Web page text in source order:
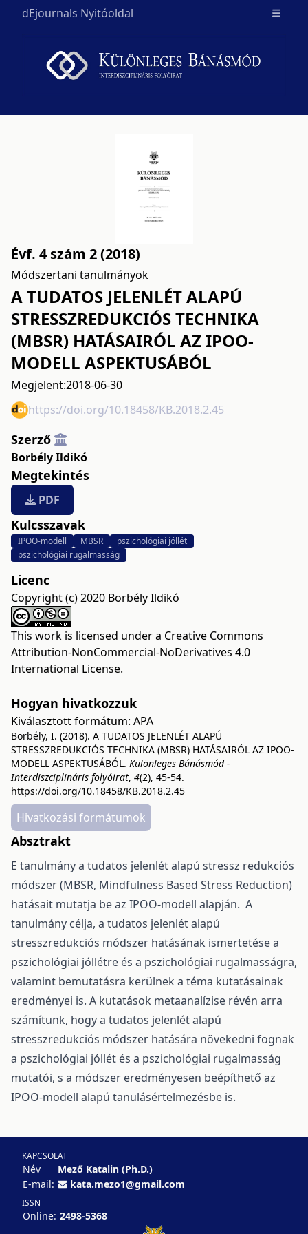
dEjournals Nyitóoldal Open
Évf. 4 szám 2 (2018)
Módszertani tanulmányok
A TUDATOS JELENLÉT ALAPÚ
STRESSZREDUKCIÓS TECHNIKA
(MBSR) HATÁSAIRÓL AZ IPOO-
MODELL ASPEKTUSÁBÓL
Megjelent:2018-06-30
https://doi.org/10.18458/KB.2018.2.45
Szerző
Borbély Ildikó
Megtekintés
PDF
Kulcsszavak
IPOO-modell MBSR
pszichológiai jóllét
pszichológiai rugalmasság
Licenc
Copyright (c) 2020 Borbély Ildikó
This work is licensed under a Creative Commons
Attribution-NonCommercial-NoDerivatives 4.0
International License.
Hogyan hivatkozzuk
Kiválasztott formátum: APA
Borbély, I. (2018). A TUDATOS JELENLÉT ALAPÚ
STRESSZREDUKCIÓS TECHNIKA (MBSR) HATÁSAIRÓL AZ IPOO-
MODELL ASPEKTUSÁBÓL. Különleges Bánásmód -
Interdiszciplináris folyóirat, 4(2), 45-54.
https://doi.org/10.18458/KB.2018.2.45
Hivatkozási formátumok
Absztrakt
E tanulmány a tudatos jelenlét alapú stressz redukciós
módszer (MBSR, Mindfulness Based Stress Reduction)
hatásait mutatja be az IPOO-modell alapján. A
tanulmány célja, a tudatos jelenlét alapú
stresszredukciós módszer hatásának ismertetése a
pszichológiai jóllétre és a pszichológiai rugalmasságra,
valamint bemutatásra kerülnek a téma kutatásainak
eredményei is. A kutatások metaanalízise révén arra
számítunk, hogy a tudatos jelenlét alapú
stresszredukciós módszer hatására növekedni fognak
a pszichológiai jóllét és a pszichológiai rugalmasság
mutatói, s a módszer eredményesen beépíthető az
IPOO-modell alapú tanulásértelmezésbe is.
KAPCSOLAT
Név
Mező Katalin (Ph.D.)
E-mail:
kata.mezo1@gmail.com
ISSN
Online: 2498-5368